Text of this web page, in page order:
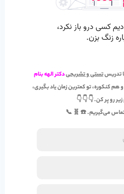
تدریستستی و تشریحیدکتر الهه بنام
و همکنکوره، تو کمترین زمان یاد بگیری،
رو پر کن. 👇 👇 👇
می‌گیریم. ☎️ 🧬 📞